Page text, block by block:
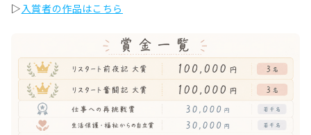
▷入賞者の作品はこちら